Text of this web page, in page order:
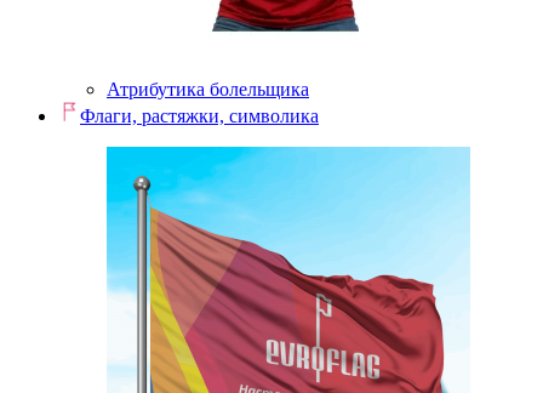
Атрибутика болельщика
Флаги, растяжки, символика